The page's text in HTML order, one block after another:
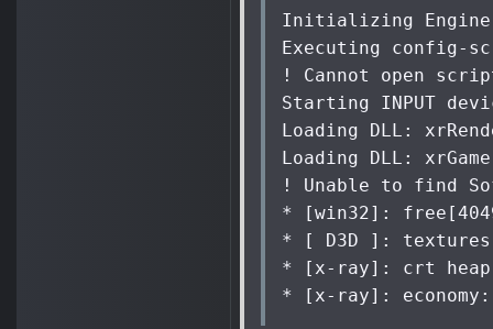
Initializing
Executing
! Cannot open
Starting INPUT
Loading DLL:
Loading DLL:
! Unable to find
* [win32]:
* [ D3D ]:
* [x-ray]: crt
* [x-ray]: